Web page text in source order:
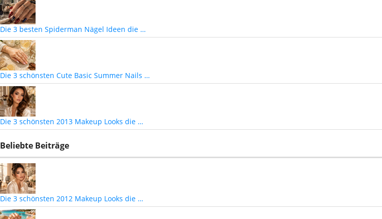
Die 3 besten Spiderman Nägel Ideen die …
Die 3 schönsten Cute Basic Summer Nails …
Die 3 schönsten 2013 Makeup Looks die …
Beliebte Beiträge
Die 3 schönsten 2012 Makeup Looks die …